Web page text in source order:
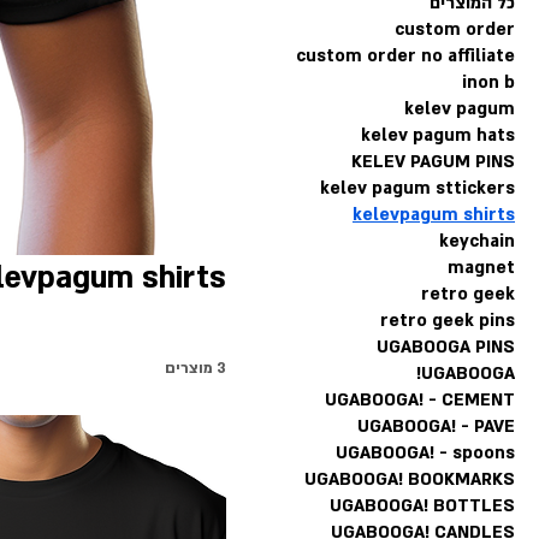
custom order
custom order no affiliate
inon b
kelev pagum
kelev pagum hats
KELEV PAGUM PINS
kelev pagum sttickers
kelevpagum shirts
keychain
magnet
retro geek
retro geek pins
UGABOOGA PINS
UGABOOGA!
UGABOOGA! - CEMENT
UGABOOGA! - PAVE
UGABOOGA! - spoons
UGABOOGA! BOOKMARKS
UGABOOGA! BOTTLES
UGABOOGA! CANDLES
shirts
3 מוצרים